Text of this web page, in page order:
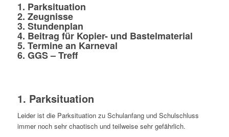
1. Parksituation
2. Zeugnisse
3. Stundenplan
4. Beitrag für Kopier- und Bastelmaterial
5. Termine an Karneval
6. GGS – Treff
1. Parksituation
Leider ist die Parksituation zu Schulanfang und Schulschluss
immer noch sehr chaotisch und teilweise sehr gefährlich.